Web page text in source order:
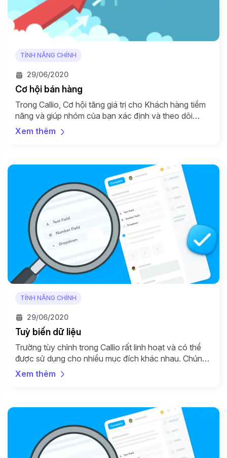
TÍNH NĂNG CHÍNH
29/06/2020
Cơ hội bán hàng
Trong Callio, Cơ hội tăng giá trị cho Khách hàng tiềm
năng và giúp nhóm của bạn xác định và theo dõi
những giao dịch nào sắp sửa kết thúc. Bất kỳ Cơ hội
nào được thêm vào Khách hàng tiềm năng đều hiển
Xem thêm
TÍNH NĂNG CHÍNH
29/06/2020
Tuỳ biến dữ liệu
Trường tùy chỉnh trong Callio rất linh hoạt và có thể
được sử dụng cho nhiều mục đích khác nhau. Chúng
cho phép bạn lưu trữ các thuộc tính về Khách hàng
tiềm năng hoặc Danh bạ của bạn. Bạn có thể lưu trữ
Xem thêm